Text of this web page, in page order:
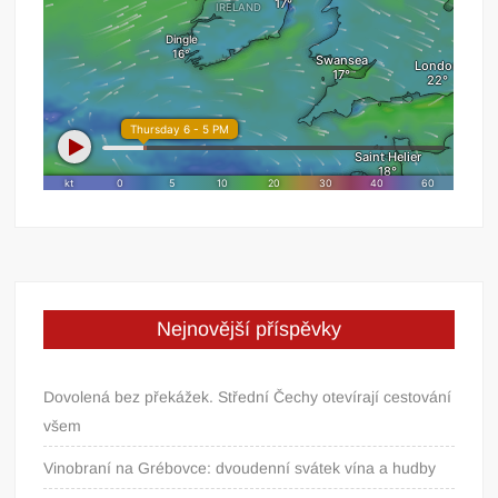
Nejnovější příspěvky
Dovolená bez překážek. Střední Čechy otevírají cestování
všem
Vinobraní na Grébovce: dvoudenní svátek vína a hudby